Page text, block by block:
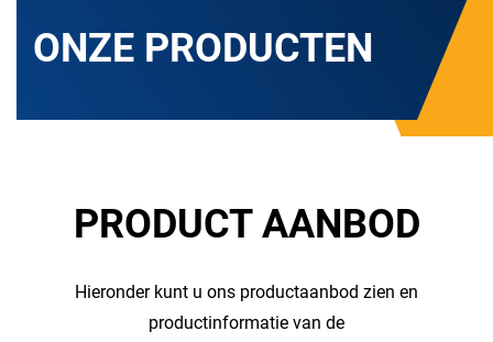
ONZE PRODUCTEN
PRODUCT AANBOD
Hieronder kunt u ons productaanbod zien en
productinformatie van de